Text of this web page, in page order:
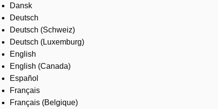
Services
About us
Where to buy
Contact us
Careers
Dansk
Deutsch
Deutsch (Schweiz)
Deutsch (Luxemburg)
English
English (Canada)
Español
Français
Français (Belgique)